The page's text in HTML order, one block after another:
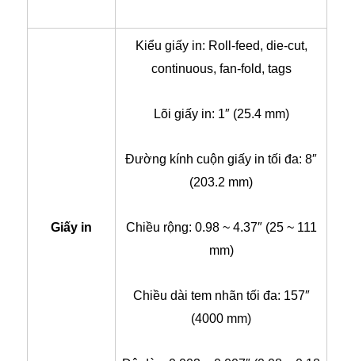
Giấy in
Kiểu giấy in: Roll-feed, die-cut,
continuous, fan-fold, tags
Lõi giấy in: 1″ (25.4 mm)
Đường kính cuộn giấy in tối đa: 8″
(203.2 mm)
Chiều rộng: 0.98 ~ 4.37″ (25 ~ 111
mm)
Chiều dài tem nhãn tối đa: 157″
(4000 mm)